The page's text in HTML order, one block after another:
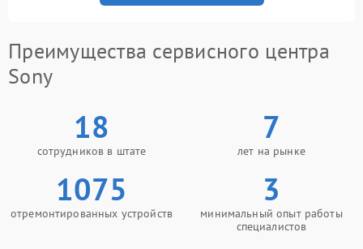
Преимущества сервисного центра
Sony
18
сотрудников в штате
7
лет на рынке
1075
отремонтированных устройств
3
минимальный опыт работы
специалистов